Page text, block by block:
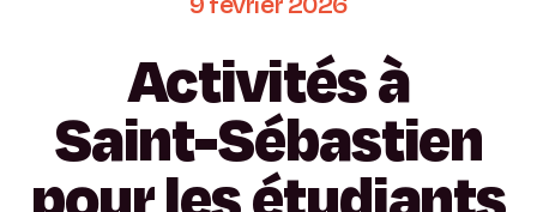
Activitésà
Saint-Sébastien